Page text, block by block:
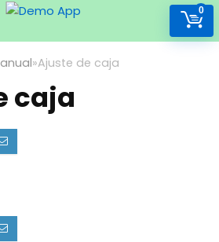
0
»Ajuste de caja
caja